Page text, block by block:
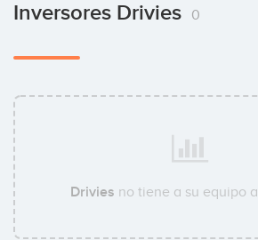
Inversores Drivies 0
Drivies no tiene a su equipo